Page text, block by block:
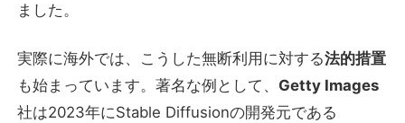
ました。
実際に海外では、こうした無断利用に対する法的措置
も始まっています。著名な例として、 Getty Images
社は2023年にStable Diffusionの開発元である